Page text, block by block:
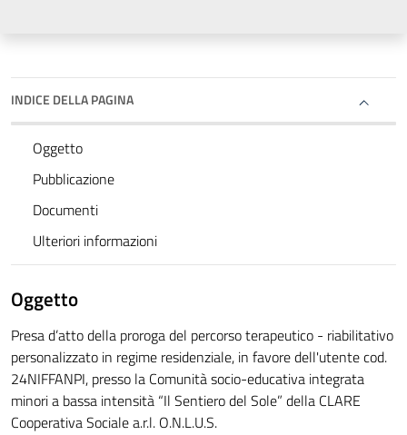
INDICE DELLA PAGINA
Oggetto
Pubblicazione
Documenti
Ulteriori informazioni
Oggetto
Presa d’atto della proroga del percorso terapeutico - riabilitativo
personalizzato in regime residenziale, in favore dell'utente cod.
24NIFFANPI, presso la Comunità socio-educativa integrata
minori a bassa intensità “Il Sentiero del Sole” della CLARE
Cooperativa Sociale a.r.l. O.N.L.U.S.